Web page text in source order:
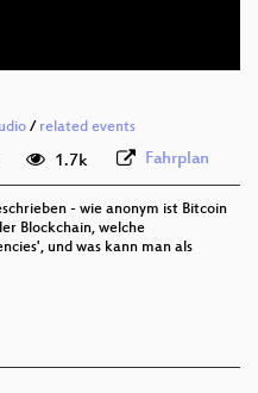
/ related events
1.7k Fahrplan
- wie anonym ist Bitcoin
Blockchain, welche
und was kann man als